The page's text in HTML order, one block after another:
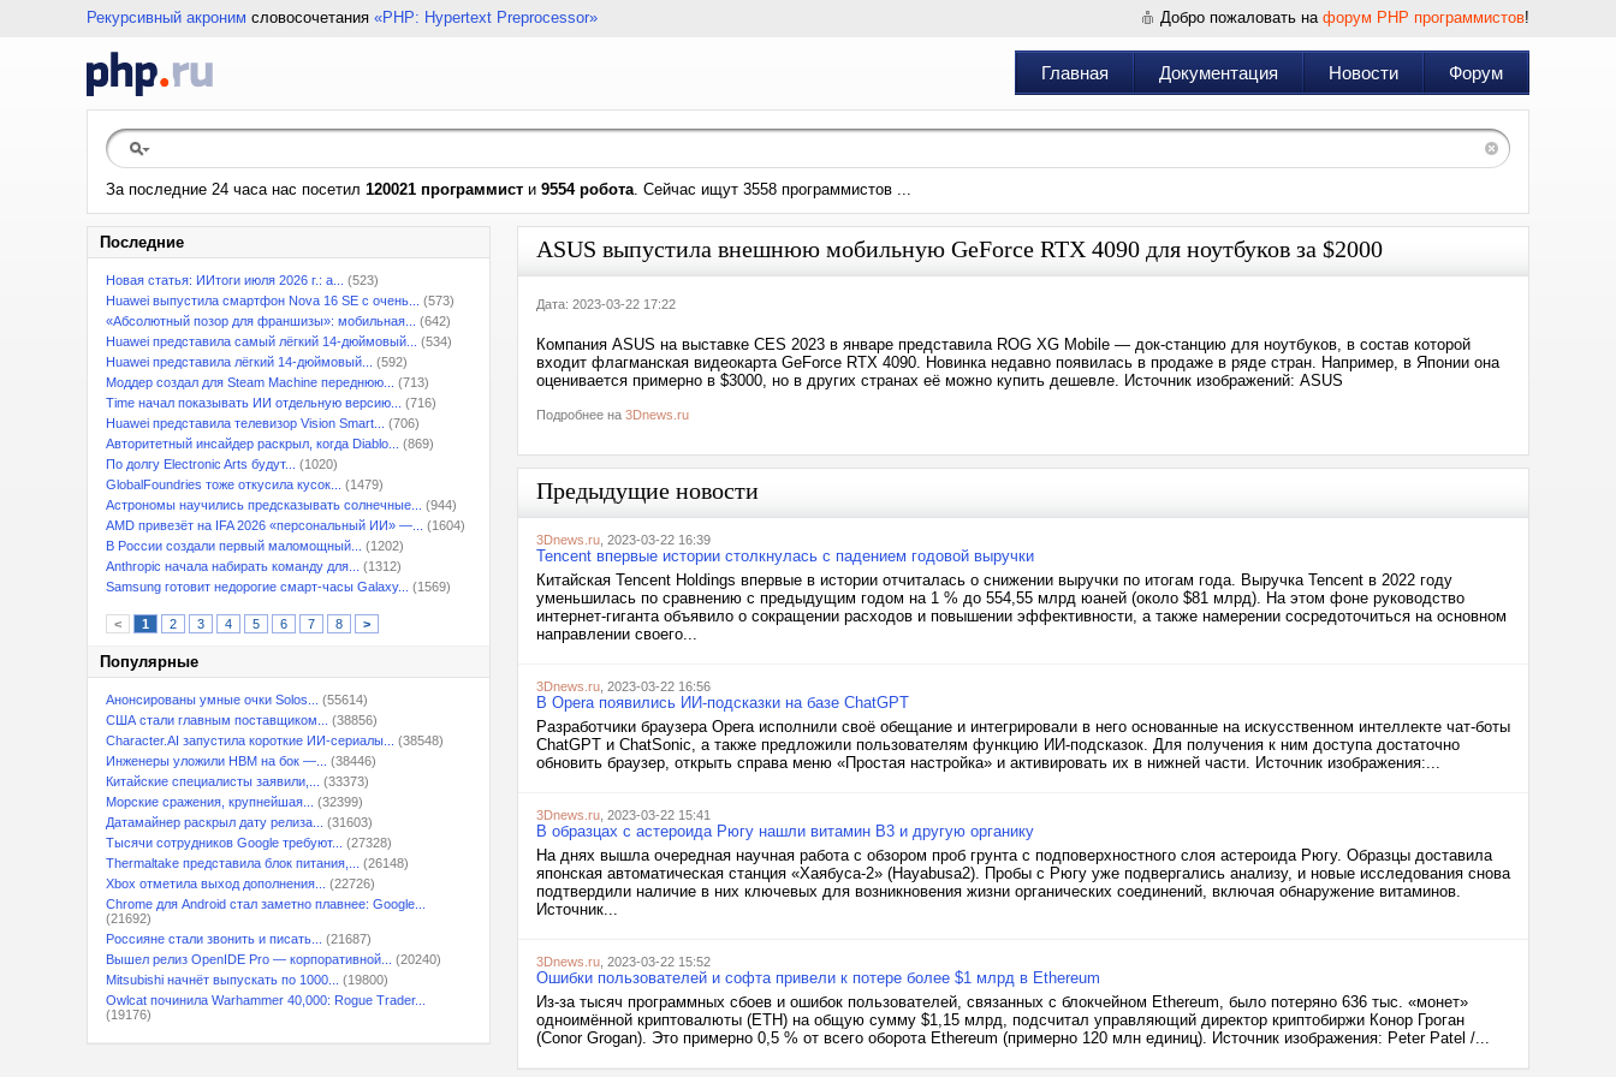
Рекурсивный акроним словосочетания «PHP: Hypertext Preprocessor» Добро пожаловать на форум PHP программистов!
Главная Документация Новости Форум
За последние 24 часа нас посетил 120021 программист и 9554 робота. Сейчас ищут 3558 программистов ...
Последние
Новая статья: ИИтоги июля 2026 г.: а...
(523)
Huawei выпустила смартфон Nova 16 SE с очень...
(573)
«Абсолютный позор для франшизы»: мобильная...
(642)
Huawei представила самый лёгкий 14-дюймовый...
(534)
Huawei представила лёгкий 14-дюймовый...
(592)
Моддер создал для Steam Machine переднюю...
(713)
Time начал показывать ИИ отдельную версию...
(716)
Huawei представила телевизор Vision Smart...
(706)
Авторитетный инсайдер раскрыл, когда Diablo...
(869)
По долгу Electronic Arts будут...
(1020)
GlobalFoundries тоже откусила кусок...
(1479)
Астрономы научились предсказывать солнечные...
(944)
AMD привезёт на IFA 2026 «персональный ИИ» —...
(1604)
В России создали первый маломощный...
(1202)
Anthropic начала набирать команду для...
(1312)
Samsung готовит недорогие смарт-часы Galaxy...
(1569)
< 1 2 3 4 5 6 7 8 >
Популярные
Анонсированы умные очки Solos...
(55614)
США стали главным поставщиком...
(38856)
Character.AI запустила короткие ИИ-сериалы...
(38548)
Инженеры уложили HBM на бок —...
(38446)
Китайские специалисты заявили,...
(33373)
Морские сражения, крупнейшая...
(32399)
Датамайнер раскрыл дату релиза...
(31603)
Тысячи сотрудников Google требуют...
(27328)
Thermaltake представила блок питания,...
(26148)
Xbox отметила выход дополнения...
(22726)
Chrome для Android стал заметно плавнее: Google...
(21692)
Россияне стали звонить и писать...
(21687)
Вышел релиз OpenIDE Pro — корпоративной...
(20240)
Mitsubishi начнёт выпускать по 1000...
(19800)
Owlcat починила Warhammer 40,000: Rogue Trader...
(19176)
ASUS выпустила внешнюю мобильную GeForce RTX 4090 для ноутбуков за $2000
Дата: 2023-03-22 17:22
Компания ASUS на выставке CES 2023 в январе представила ROG XG Mobile — док-станцию для ноутбуков, в состав которой
входит флагманская видеокарта GeForce RTX 4090. Новинка недавно появилась в продаже в ряде стран. Например, в Японии она
оценивается примерно в $3000, но в других странах её можно купить дешевле. Источник изображений: ASUS
Подробнее на 3Dnews.ru
Предыдущие новости
3Dnews.ru , 2023-03-22 16:39
Tencent впервые истории столкнулась с падением годовой выручки
Китайская Tencent Holdings впервые в истории отчиталась о снижении выручки по итогам года. Выручка Tencent в 2022 году
уменьшилась по сравнению с предыдущим годом на 1 % до 554,55 млрд юаней (около $81 млрд). На этом фоне руководство
интернет-гиганта объявило о сокращении расходов и повышении эффективности, а также намерении сосредоточиться на основном
направлении своего...
3Dnews.ru , 2023-03-22 16:56
В Opera появились ИИ-подсказки на базе ChatGPT
Разработчики браузера Opera исполнили своё обещание и интегрировали в него основанные на искусственном интеллекте чат-боты
ChatGPT и ChatSonic, а также предложили пользователям функцию ИИ-подсказок. Для получения к ним доступа достаточно
обновить браузер, открыть справа меню «Простая настройка» и активировать их в нижней части. Источник изображения:...
3Dnews.ru , 2023-03-22 15:41
В образцах с астероида Рюгу нашли витамин B3 и другую органику
На днях вышла очередная научная работа с обзором проб грунта с подповерхностного слоя астероида Рюгу. Образцы доставила
японская автоматическая станция «Хаябуса-2» (Hayabusa2). Пробы с Рюгу уже подвергались анализу, и новые исследования снова
подтвердили наличие в них ключевых для возникновения жизни органических соединений, включая обнаружение витаминов.
Источник...
3Dnews.ru , 2023-03-22 15:52
Ошибки пользователей и софта привели к потере более $1 млрд в Ethereum
Из-за тысяч программных сбоев и ошибок пользователей, связанных с блокчейном Ethereum, было потеряно 636 тыс. «монет»
одноимённой криптовалюты (ETH) на общую сумму $1,15 млрд, подсчитал управляющий директор криптобиржи Конор Гроган
(Conor Grogan). Это примерно 0,5 % от всего оборота Ethereum (примерно 120 млн единиц). Источник изображения: Peter Patel /...